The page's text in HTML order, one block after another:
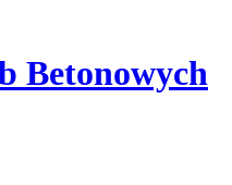
Betonowych